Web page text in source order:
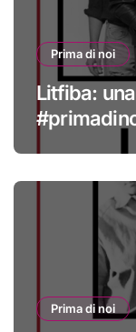
Prima di noi
Litfiba:
Prima di noi